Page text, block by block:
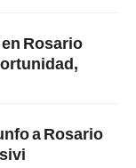
Rosario
a Rosario